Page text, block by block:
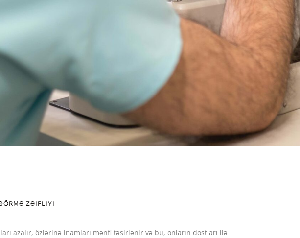
ZƏIFLIYI
azalır, özlərinə inamları mənfi təsirlənir və bu, onların dostları ilə